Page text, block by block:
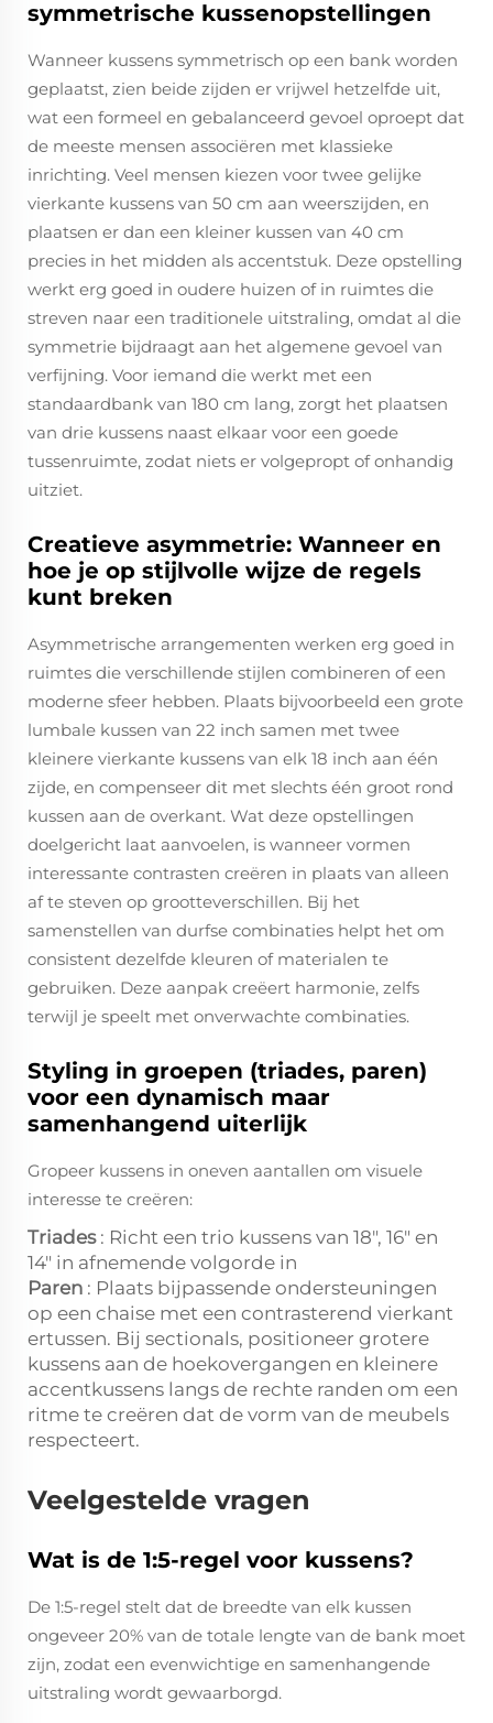
symmetrische kussenopstellingen
Wanneer kussens symmetrisch op een bank worden
geplaatst, zien beide zijden er vrijwel hetzelfde uit,
wat een formeel en gebalanceerd gevoel oproept dat
de meeste mensen associëren met klassieke
inrichting. Veel mensen kiezen voor twee gelijke
vierkante kussens van 50 cm aan weerszijden, en
plaatsen er dan een kleiner kussen van 40 cm
precies in het midden als accentstuk. Deze opstelling
werkt erg goed in oudere huizen of in ruimtes die
streven naar een traditionele uitstraling, omdat al die
symmetrie bijdraagt aan het algemene gevoel van
verfijning. Voor iemand die werkt met een
standaardbank van 180 cm lang, zorgt het plaatsen
van drie kussens naast elkaar voor een goede
tussenruimte, zodat niets er volgepropt of onhandig
uitziet.
Creatieve asymmetrie: Wanneer en
hoe je op stijlvolle wijze de regels
kunt breken
Asymmetrische arrangementen werken erg goed in
ruimtes die verschillende stijlen combineren of een
moderne sfeer hebben. Plaats bijvoorbeeld een grote
lumbale kussen van 22 inch samen met twee
kleinere vierkante kussens van elk 18 inch aan één
zijde, en compenseer dit met slechts één groot rond
kussen aan de overkant. Wat deze opstellingen
doelgericht laat aanvoelen, is wanneer vormen
interessante contrasten creëren in plaats van alleen
af te steven op grootteverschillen. Bij het
samenstellen van durfse combinaties helpt het om
consistent dezelfde kleuren of materialen te
gebruiken. Deze aanpak creëert harmonie, zelfs
terwijl je speelt met onverwachte combinaties.
Styling in groepen (triades, paren)
voor een dynamisch maar
samenhangend uiterlijk
Gropeer kussens in oneven aantallen om visuele
interesse te creëren:
Triades : Richt een trio kussens van 18", 16" en
14" in afnemende volgorde in
Paren : Plaats bijpassende ondersteuningen
op een chaise met een contrasterend vierkant
ertussen. Bij sectionals, positioneer grotere
kussens aan de hoekovergangen en kleinere
accentkussens langs de rechte randen om een
ritme te creëren dat de vorm van de meubels
respecteert.
Veelgestelde vragen
Wat is de 1:5-regel voor kussens?
De 1:5-regel stelt dat de breedte van elk kussen
ongeveer 20% van de totale lengte van de bank moet
zijn, zodat een evenwichtige en samenhangende
uitstraling wordt gewaarborgd.